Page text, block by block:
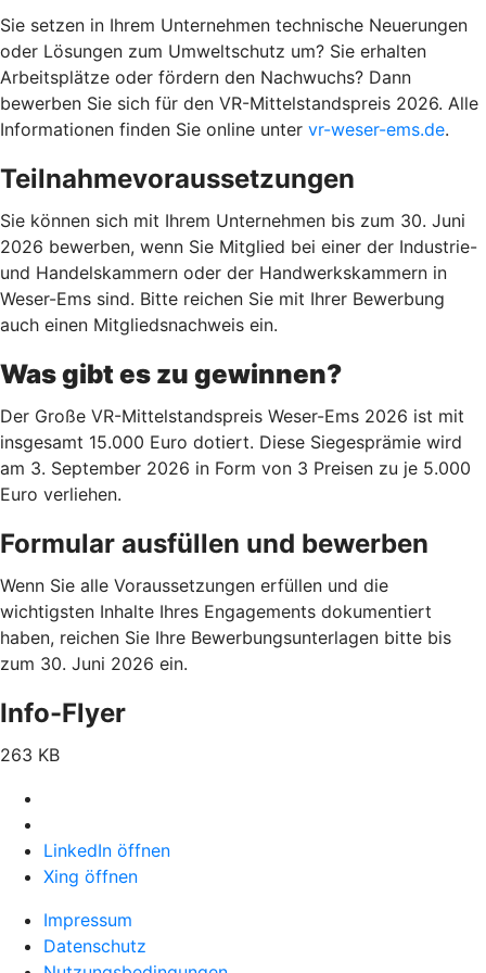
Sie setzen in Ihrem Unternehmen technische Neuerungen
oder Lösungen zum Umweltschutz um? Sie erhalten
Arbeitsplätze oder fördern den Nachwuchs? Dann
bewerben Sie sich für den VR-Mittelstandspreis 2026. Alle
Informationen finden Sie online unter vr-weser-ems.de.
Teilnahmevoraussetzungen
Sie können sich mit Ihrem Unternehmen bis zum 30. Juni
2026 bewerben, wenn Sie Mitglied bei einer der Industrie-
und Handelskammern oder der Handwerkskammern in
Weser-Ems sind. Bitte reichen Sie mit Ihrer Bewerbung
auch einen Mitgliedsnachweis ein.
Was gibt es zu gewinnen?
Der Große VR-Mittelstandspreis Weser-Ems 2026 ist mit
insgesamt 15.000 Euro dotiert. Diese Siegesprämie wird
am 3. September 2026 in Form von 3 Preisen zu je 5.000
Euro verliehen.
Formular ausfüllen und bewerben
Wenn Sie alle Voraussetzungen erfüllen und die
wichtigsten Inhalte Ihres Engagements dokumentiert
haben, reichen Sie Ihre Bewerbungsunterlagen bitte bis
zum 30. Juni 2026 ein.
Info-Flyer
263 KB
LinkedIn öffnen
Xing öffnen
Impressum
Datenschutz